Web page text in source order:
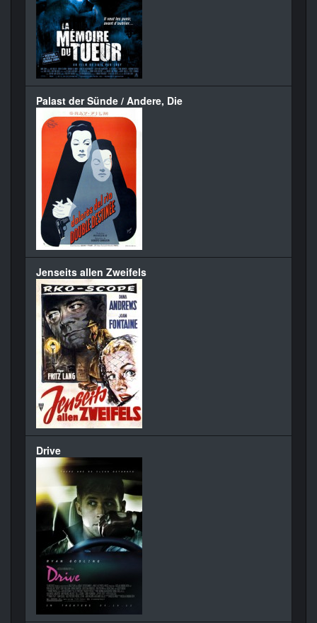
Palast der Sünde / Andere, Die
Jenseits allen Zweifels
Drive